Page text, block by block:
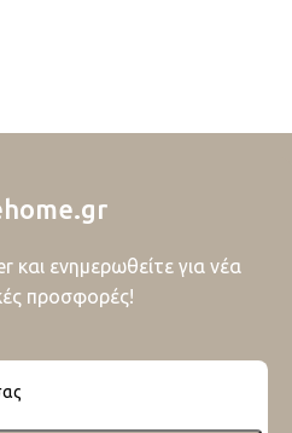
και ενημερωθείτε για νέα
προσφορές!